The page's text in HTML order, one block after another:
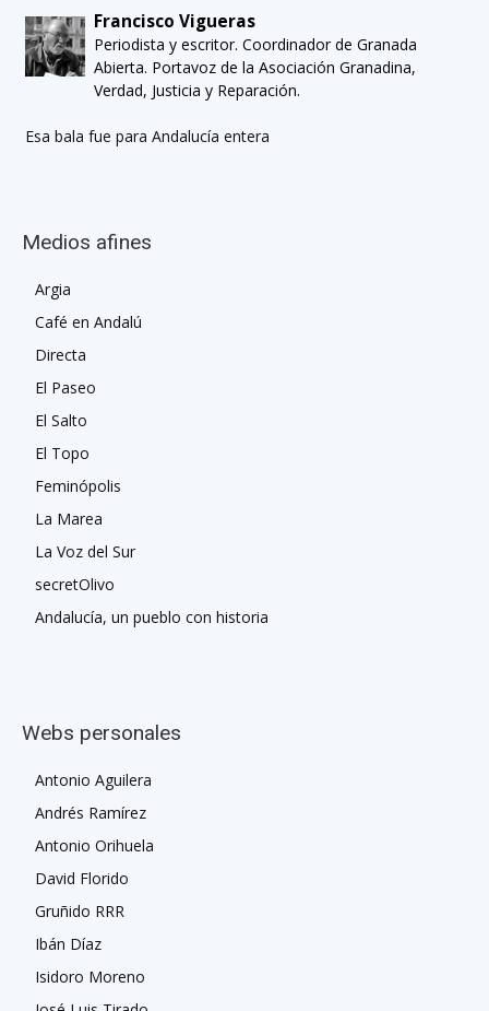
Francisco Vigueras
Periodista y escritor. Coordinador de Granada
Abierta. Portavoz de la Asociación Granadina,
Verdad, Justicia y Reparación.
Esa bala fue para Andalucía entera
Medios afines
Argia
Café en Andalú
Directa
El Paseo
El Salto
El Topo
Feminópolis
La Marea
La Voz del Sur
secretOlivo
Andalucía, un pueblo con historia
Webs personales
Antonio Aguilera
Andrés Ramírez
Antonio Orihuela
David Florido
Gruñido RRR
Ibán Díaz
Isidoro Moreno